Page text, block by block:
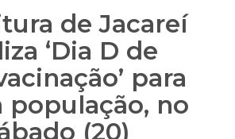
de Jacareí
‘Dia D de
para
população, no
(20)